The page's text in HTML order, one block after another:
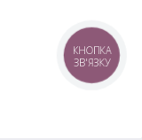
КНОПКА
ЗВ'ЯЗКУ